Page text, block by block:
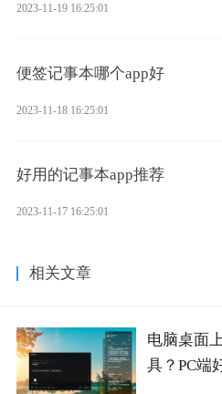
2023-11-19 16:25:01
便签记事本哪个app好
2023-11-18 16:25:01
好用的记事本app推荐
2023-11-17 16:25:01
相关文章
电脑桌面
具？PC端